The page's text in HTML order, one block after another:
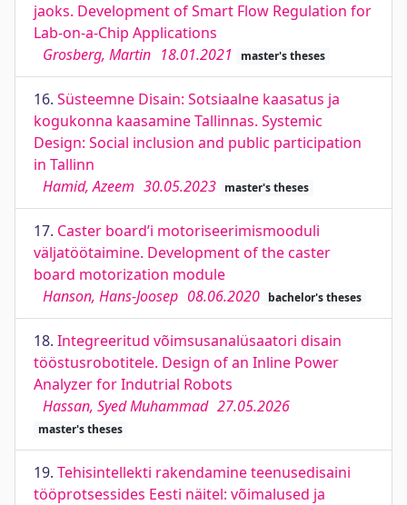
jaoks. Development of Smart Flow Regulation for
Lab-on-a-Chip Applications
Grosberg, Martin 18.01.2021 master's theses
16. Süsteemne Disain: Sotsiaalne kaasatus ja
kogukonna kaasamine Tallinnas. Systemic
Design: Social inclusion and public participation
in Tallinn
Hamid, Azeem 30.05.2023 master's theses
17. Caster board’i motoriseerimismooduli
väljatöötaimine. Development of the caster
board motorization module
Hanson, Hans-Joosep 08.06.2020 bachelor's theses
18. Integreeritud võimsusanalüsaatori disain
tööstusrobotitele. Design of an Inline Power
Analyzer for Indutrial Robots
Hassan, Syed Muhammad 27.05.2026
master's theses
19. Tehisintellekti rakendamine teenusedisaini
tööprotsessides Eesti näitel: võimalused ja